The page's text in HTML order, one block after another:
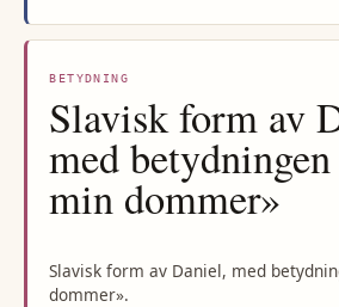
BETYDNING
Slavisk form av
med
min dommer»
Slavisk form av Daniel, med
dommer».